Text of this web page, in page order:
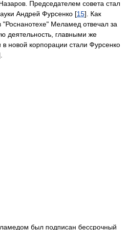
Председателем совета стал
Андрей Фурсенко [15]. Как
Меламед отвечал за
деятельность, главными же
новой корпорации стали Фурсенко
был подписан бессрочный